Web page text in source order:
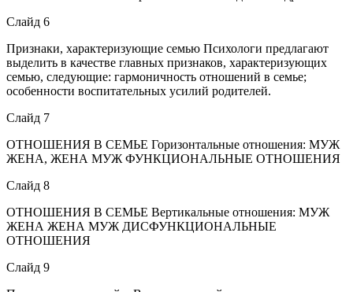
Слайд 6
Признаки, характеризующие семью Психологи предлагают
выделить в качестве главных признаков, характеризующих
семью, следующие: гармоничность отношений в семье;
особенности воспитательных усилий родителей.
Слайд 7
ОТНОШЕНИЯ В СЕМЬЕ Горизонтальные отношения: МУЖ
ЖЕНА, ЖЕНА МУЖ ФУНКЦИОНАЛЬНЫЕ ОТНОШЕНИЯ
Слайд 8
ОТНОШЕНИЯ В СЕМЬЕ Вертикальные отношения: МУЖ
ЖЕНА ЖЕНА МУЖ ДИСФУНКЦИОНАЛЬНЫЕ
ОТНОШЕНИЯ
Слайд 9